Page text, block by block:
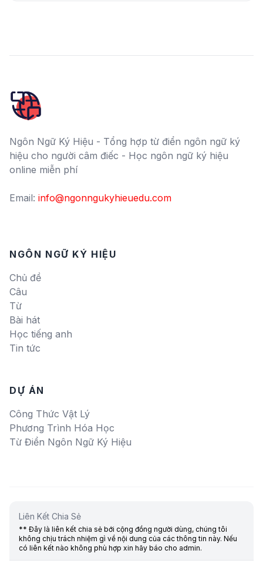
Ngôn Ngữ Ký Hiệu - Tổng hợp từ điển ngôn ngữ ký
hiệu cho người câm điếc - Học ngôn ngữ ký hiệu
online miễn phí
Email: info@ngonngukyhieuedu.com
NGÔN NGỮ KÝ HIỆU
Chủ đề
Câu
Từ
Bài hát
Học tiếng anh
Tin tức
DỰ ÁN
Công Thức Vật Lý
Phương Trình Hóa Học
Từ Điển Ngôn Ngữ Ký Hiệu
Liên Kết Chia Sẻ
** Đây là liên kết chia sẻ bới cộng đồng người dùng, chúng tôi
không chịu trách nhiệm gì về nội dung của các thông tin này. Nếu
có liên kết nào không phù hợp xin hãy báo cho admin.